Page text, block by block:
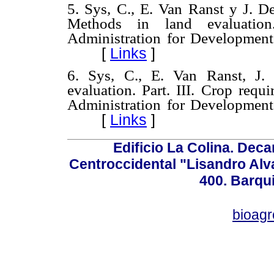
5. Sys, C., E. Van Ranst y J.
Methods in land
Administration for
[ Links ]
6. Sys, C., E. Van Ranst, J.
evaluation. Part. III. Crop
Administration for
[ Links ]
Edificio La Colina.
Centroccidental "Lisandro
400.